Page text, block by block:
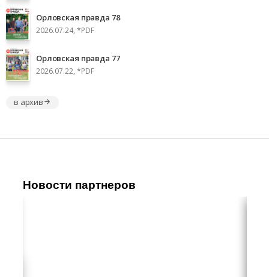
Орловская правда 78
2026.07.24, *PDF
Орловская правда 77
2026.07.22, *PDF
в архив
Новости партнеров